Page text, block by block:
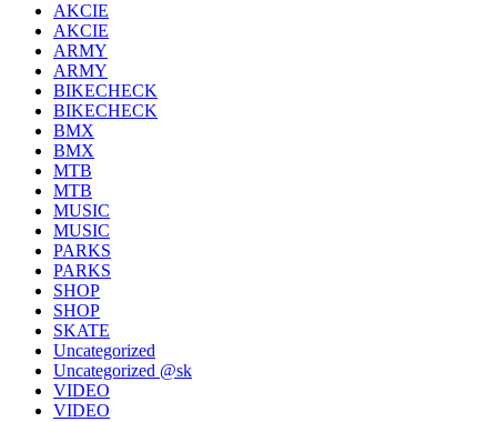
AKCIE
AKCIE
ARMY
ARMY
BIKECHECK
BIKECHECK
BMX
BMX
MTB
MTB
MUSIC
MUSIC
PARKS
PARKS
SHOP
SHOP
SKATE
Uncategorized
Uncategorized @sk
VIDEO
VIDEO